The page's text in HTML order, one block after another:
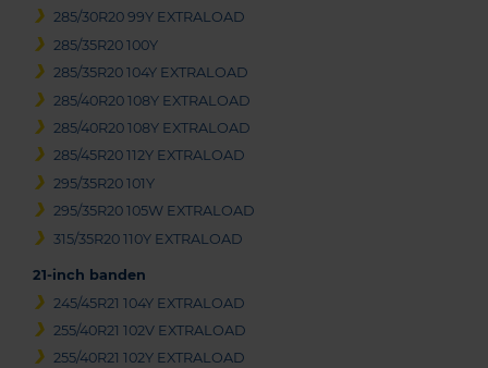
285/30R20 99Y EXTRALOAD
285/35R20 100Y
285/35R20 104Y EXTRALOAD
285/40R20 108Y EXTRALOAD
285/40R20 108Y EXTRALOAD
285/45R20 112Y EXTRALOAD
295/35R20 101Y
295/35R20 105W EXTRALOAD
315/35R20 110Y EXTRALOAD
21-inch banden
245/45R21 104Y EXTRALOAD
255/40R21 102V EXTRALOAD
255/40R21 102Y EXTRALOAD